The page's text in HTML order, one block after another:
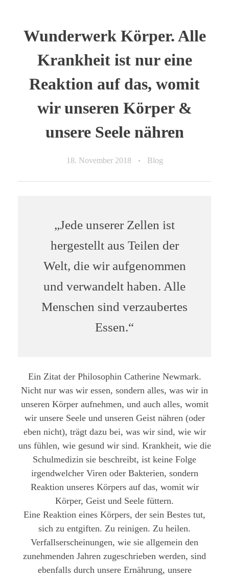
Wunderwerk Körper. Alle
Krankheit ist nur eine
Reaktion auf das, womit
wir unseren Körper &
unsere Seele nähren
18. November 2018 Blog
„Jede unserer Zellen ist
hergestellt aus Teilen der
Welt, die wir aufgenommen
und verwandelt haben. Alle
Menschen sind verzaubertes
Essen.“
Ein Zitat der Philosophin Catherine Newmark.
Nicht nur was wir essen, sondern alles, was wir in
unseren Körper aufnehmen, und auch alles, womit
wir unsere Seele und unseren Geist nähren (oder
eben nicht), trägt dazu bei, was wir sind, wie wir
uns fühlen, wie gesund wir sind. Krankheit, wie die
Schulmedizin sie beschreibt, ist keine Folge
irgendwelcher Viren oder Bakterien, sondern
Reaktion unseres Körpers auf das, womit wir
Körper, Geist und Seele füttern.
Eine Reaktion eines Körpers, der sein Bestes tut,
sich zu entgiften. Zu reinigen. Zu heilen.
Verfallserscheinungen, wie sie allgemein den
zunehmenden Jahren zugeschrieben werden, sind
ebenfalls durch unsere Ernährung, unsere